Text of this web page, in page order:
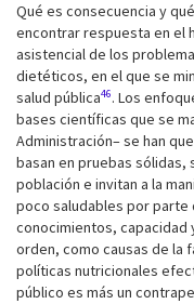
Qué es consecuencia y
encontrar respuesta en el
asistencial de los
dietéticos, en el que se
salud pública46. Los
bases científicas que se
Administración– se han
basan en pruebas sólidas,
población e invitan a la
poco saludables por parte
conocimientos, capacidad
orden, como causas de la
políticas nutricionales
público es más un